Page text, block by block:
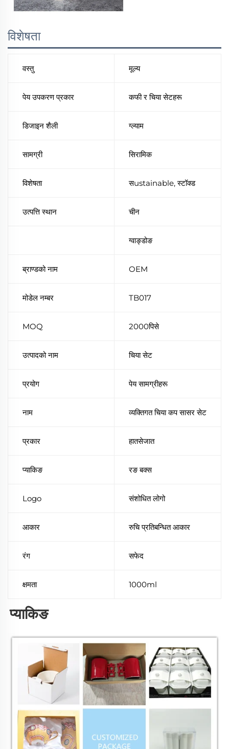
विशेषता
वस्तु मूल्य
पेय उपकरण प्रकार कफी र चिया सेटहरू
डिजाइन शैली ग्ल्याम
सामग्री सिरामिक
विशेषता सustainable, स्टॉक्ड
उत्पत्ति स्थान चीन
ग्वाङ्डोङ
ब्राण्डको नाम OEM
मोडेल नम्बर TB017
MOQ 2000पिसे
उत्पादको नाम चिया सेट
प्रयोग पेय सामग्रीहरू
नाम व्यक्तिगत चिया कप सासर सेट
प्रकार हातसेजात
प्याकिङ रङ बक्स
Logo संशोधित लोगो
आकार रुचि प्रतिबन्धित आकार
रंग सफेद
क्षमता 1000ml
प्याकिङ